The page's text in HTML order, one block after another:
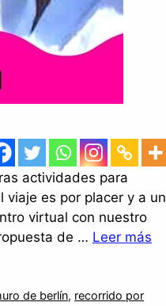
actividades para
viaje es por placer y a un
virtual con nuestro
de … Leer más
de berlín, recorrido por